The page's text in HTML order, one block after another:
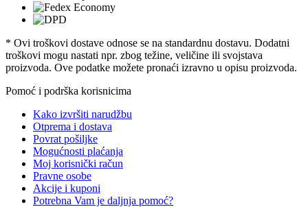
* Ovi troškovi dostave odnose se na standardnu ​​dostavu. Dodatni
troškovi mogu nastati npr. zbog težine, veličine ili svojstava
proizvoda. Ove podatke možete pronaći izravno u opisu proizvoda.
Pomoć i podrška korisnicima
Kako izvršiti narudžbu
Otprema i dostava
Povrat pošiljke
Mogućnosti plaćanja
Moj korisnički račun
Pravne osobe
Akcije i kuponi
Potrebna Vam je daljnja pomoć?